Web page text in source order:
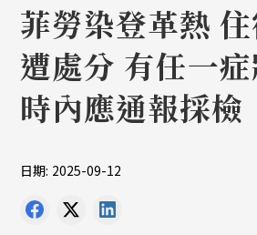
菲勞染登革熱
遭處分 有任一
時內應通報採檢
日期: 2025-09-12